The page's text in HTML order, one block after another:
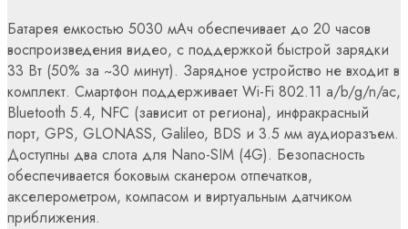
Батарея емкостью 5030 мАч обеспечивает до 20 часов
воспроизведения видео, с поддержкой быстрой зарядки
33 Вт (50% за ~30 минут). Зарядное устройство не входит в
комплект. Смартфон поддерживает Wi-Fi 802.11 a/b/g/n/ac,
Bluetooth 5.4, NFC (зависит от региона), инфракрасный
порт, GPS, GLONASS, Galileo, BDS и 3.5 мм аудиоразъем.
Доступны два слота для Nano-SIM (4G). Безопасность
обеспечивается боковым сканером отпечатков,
акселерометром, компасом и виртуальным датчиком
приближения.